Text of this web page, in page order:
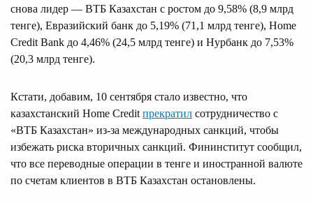
снова лидер — ВТБ Казахстан с ростом до 9,58% (8,9 млрд
тенге), Евразийский банк до 5,19% (71,1 млрд тенге), Home
Credit Bank до 4,46% (24,5 млрд тенге) и Нурбанк до 7,53%
(20,3 млрд тенге).
Кстати, добавим, 10 сентября стало известно, что
казахстанский Home Credit прекратил сотрудничество с
«ВТБ Казахстан» из-за международных санкций, чтобы
избежать риска вторичных санкций. Фининститут сообщил,
что все переводные операции в тенге и иностранной валюте
по счетам клиентов в ВТБ Казахстан остановлены.